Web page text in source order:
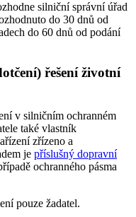
silniční správní úřad
do 30 dnů od
do 60 dnů od podání
řešení životní
v silničním ochranném
také vlastník
zřízeno a
je příslušný dopravní
ochranného pásma
pouze žadatel.